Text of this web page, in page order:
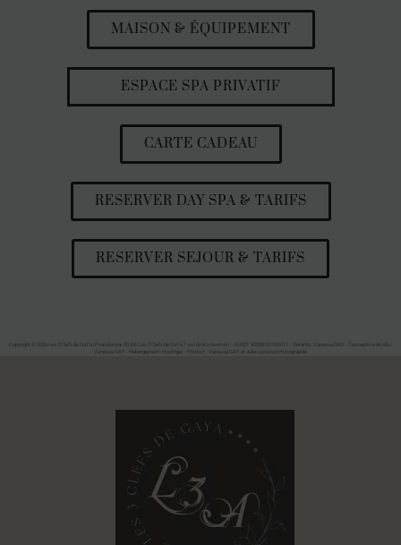
MAISON & ÉQUIPEMENT
ESPACE SPA PRIVATIF
CARTE CADEAU
RESERVER DAY SPA & TARIFS
RESERVER SEJOUR & TARIFS
Copyright © 2026 Les 3 Clefs de GaYa | Propulsé par l'EURL Les 3 Clefs de GaYa Tous droits réservés – SIRET 90088701900017 - Gérante : Vanessa GAY - Conceptrice du site :
Vanessa GAY - Hébergement : Hostinger - Photos* : Vanessa GAY et Julie Locussol Photographie